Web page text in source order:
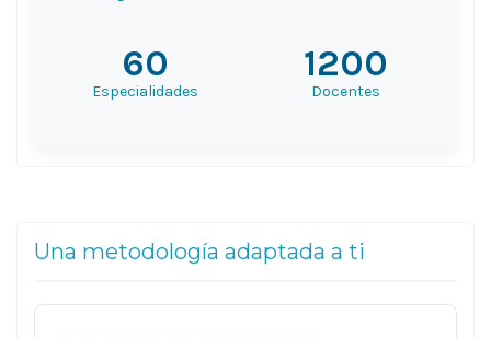
60
Especialidades
1200
Docentes
Una metodología adaptada a ti